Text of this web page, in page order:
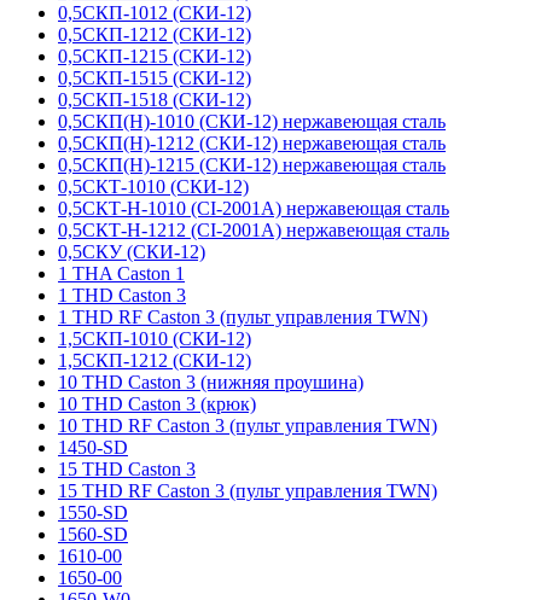
0,5СКП-1012 (СКИ-12)
0,5СКП-1212 (СКИ-12)
0,5СКП-1215 (СКИ-12)
0,5СКП-1515 (СКИ-12)
0,5СКП-1518 (СКИ-12)
0,5СКП(Н)-1010 (СКИ-12) нержавеющая сталь
0,5СКП(Н)-1212 (СКИ-12) нержавеющая сталь
0,5СКП(Н)-1215 (СКИ-12) нержавеющая сталь
0,5СКТ-1010 (СКИ-12)
0,5СКТ-Н-1010 (CI-2001A) нержавеющая сталь
0,5СКТ-Н-1212 (CI-2001A) нержавеющая сталь
0,5СКУ (СКИ-12)
1 THA Caston 1
1 THD Caston 3
1 THD RF Caston 3 (пульт управления TWN)
1,5СКП-1010 (СКИ-12)
1,5СКП-1212 (СКИ-12)
10 THD Caston 3 (нижняя проушина)
10 THD Caston 3 (крюк)
10 THD RF Caston 3 (пульт управления TWN)
1450-SD
15 THD Caston 3
15 THD RF Caston 3 (пульт управления TWN)
1550-SD
1560-SD
1610-00
1650-00